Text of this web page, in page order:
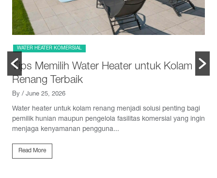
WATER HEATER KOMERSIAL
Tips Memilih Water Heater untuk Kolam
Renang Terbaik
By / June 25, 2026
Water heater untuk kolam renang menjadi solusi penting bagi
pemilik hunian maupun pengelola fasilitas komersial yang ingin
menjaga kenyamanan pengguna...
Read More